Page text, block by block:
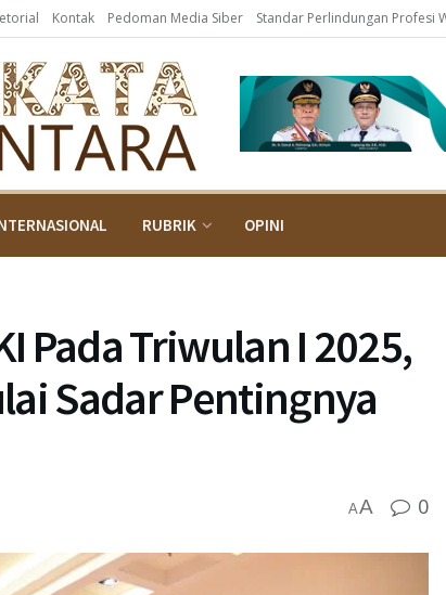
Kontak Pedoman Media Siber Standar Perlindungan Profesi
RUBRIK OPINI
Pada Triwulan I 2025,
Sadar Pentingnya
AA 0